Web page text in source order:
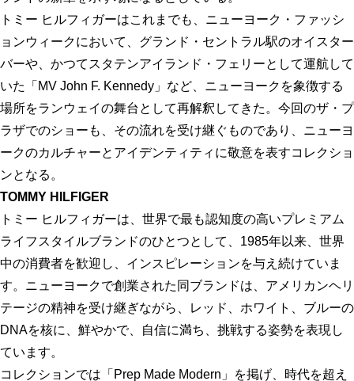
トミー ヒルフィガーはこれまでも、ニューヨーク・ファッシ
ョンウィークにおいて、グランド・セントラル駅のオイスター
バーや、かつてスタテンアイランド・フェリーとして運航して
いた「MV John F. Kennedy」など、ニューヨークを象徴する
場所をランウェイの舞台として再解釈してきた。今回のザ・プ
ラザでのショーも、その流れを受け継ぐものであり、ニューヨ
ークのカルチャーとアイデンティティに敬意を表すコレクショ
ンとなる。
TOMMY HILFIGER
トミー ヒルフィガーは、世界で最も認知度の高いプレミアム
ライフスタイルブランドのひとつとして、1985年以来、世界
中の消費者を歓迎し、インスピレーションを与え続けていま
す。ニューヨークで創業された同ブランドは、アメリカンヘリ
テージの精神を受け継ぎながら、レッド、ホワイト、ブルーの
DNAを核に、鮮やかで、自信に満ち、挑戦する姿勢を表現し
ています。
コレクションでは「Prep Made Modern」を掲げ、時代を超え